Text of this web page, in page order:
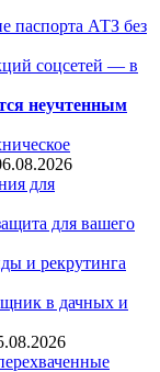
паспорта АТЗ без
соцсетей — в
неучтенным
для
для вашего
и рекрутинга
в дачных и